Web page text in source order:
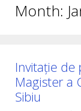
Month:
Invitație de
Magister a
Sibiu